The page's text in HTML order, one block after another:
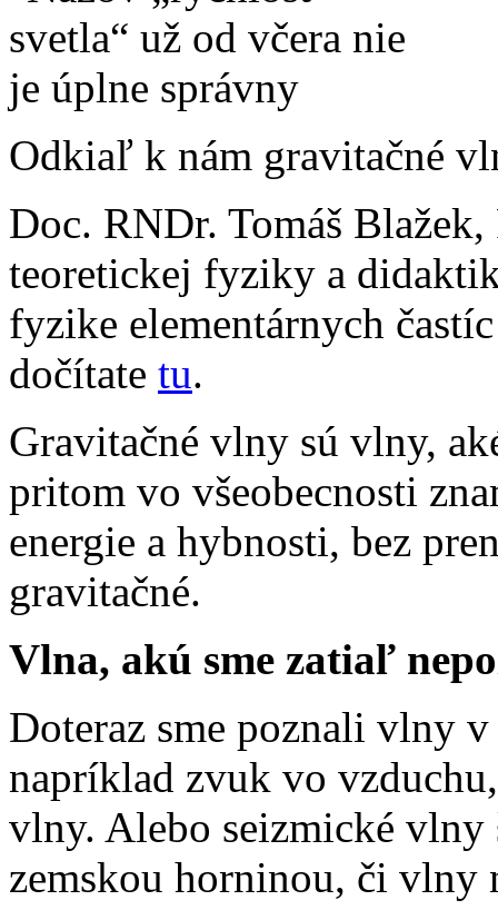
Odkiaľ k nám gravitačné
Doc. RNDr. Tomáš
teoretickej fyziky a
fyzike elementárnych
dočítate tu.
Gravitačné vlny sú vlny,
pritom vo všeobecnosti
energie a hybnosti, bez
gravitačné.
Vlna, akú sme zatiaľ
Doteraz sme poznali vlny
napríklad zvuk vo
vlny. Alebo seizmické vlny
zemskou horninou, či vlny